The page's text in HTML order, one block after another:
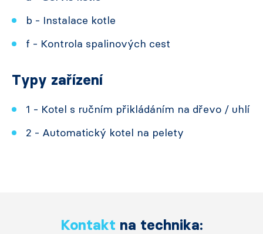
b - Instalace kotle
f - Kontrola spalinových cest
Typy zařízení
1 - Kotel s ručním přikládáním na dřevo / uhlí
2 - Automatický kotel na pelety
Kontakt na technika: